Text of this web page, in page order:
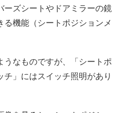
ーズシートやドアミラーの鏡
機能（シートポジションメ
うなものですが、「シートポ
チ」にはスイッチ照明があり